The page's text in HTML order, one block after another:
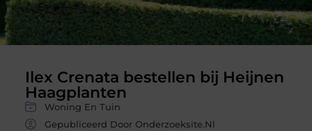
Ilex Crenata bestellen bij Heijnen
Haagplanten
Woning En Tuin
Gepubliceerd Door Onderzoeksite.nl